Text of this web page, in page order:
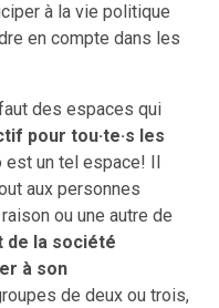
à la vie politique
en compte dans les
des espaces qui
pour tou·te·s les
est un tel espace! Il
aux personnes
ou une autre de
de la société
à son
de deux ou trois,